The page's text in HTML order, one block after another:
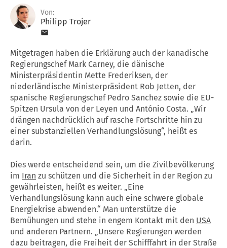
Von:
Philipp Trojer
Mitgetragen haben die Erklärung auch der kanadische
Regierungschef Mark Carney, die dänische
Ministerpräsidentin Mette Frederiksen, der
niederländische Ministerpräsident Rob Jetten, der
spanische Regierungschef Pedro Sanchez sowie die EU-
Spitzen Ursula von der Leyen und António Costa. „Wir
drängen nachdrücklich auf rasche Fortschritte hin zu
einer substanziellen Verhandlungslösung“, heißt es
darin.
Dies werde entscheidend sein, um die Zivilbevölkerung
im Iran zu schützen und die Sicherheit in der Region zu
gewährleisten, heißt es weiter. „Eine
Verhandlungslösung kann auch eine schwere globale
Energiekrise abwenden.“ Man unterstütze die
Bemühungen und stehe in engem Kontakt mit den USA
und anderen Partnern. „Unsere Regierungen werden
dazu beitragen, die Freiheit der Schifffahrt in der Straße